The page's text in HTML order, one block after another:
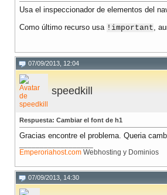
Usa el inspeccionador de elementos del
Como último recurso usa !important,
07/09/2013, 12:04
speedkill
Respuesta: Cambiar el font de h1
Gracias encontre el problema. Queria
Emperoriahost.com Webhosting y Dominios
07/09/2013, 14:30